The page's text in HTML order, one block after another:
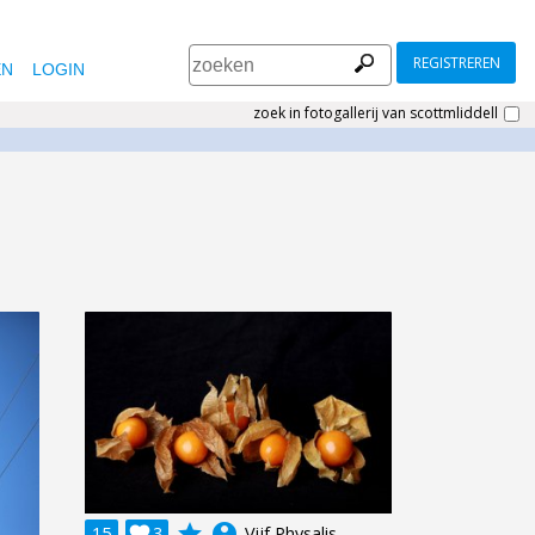
LOGIN REGISTREREN
zoek in fotogallerij van scottmliddell